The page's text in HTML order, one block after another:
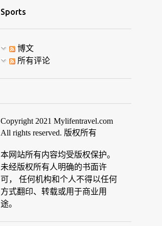
Sports
博文
所有评论
Copyright 2021 Mylifentravel.com
All rights reserved. 版权所有
本网站所有内容均受版权保护。
未经版权所有人明确的书面许
可， 任何机构和个人不得以任何
方式翻印、转载或用于商业用
途。